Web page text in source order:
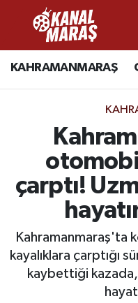
KAHRAMANMARAŞ
çarptı!
Kahramanmaraş'ta
kayalıklara çarptığı
kaybettiği kazada,
CANLI YAYIN
SPOR
SİYASET
GÜNDEM
Kahramanmaraş
Kahramanmaraş
Kahramanmaraş
Süper Lig Puan
Tüm Manşetler
Son Dakika